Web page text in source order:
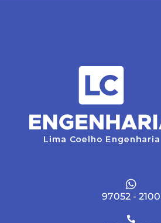
97052 - 2100